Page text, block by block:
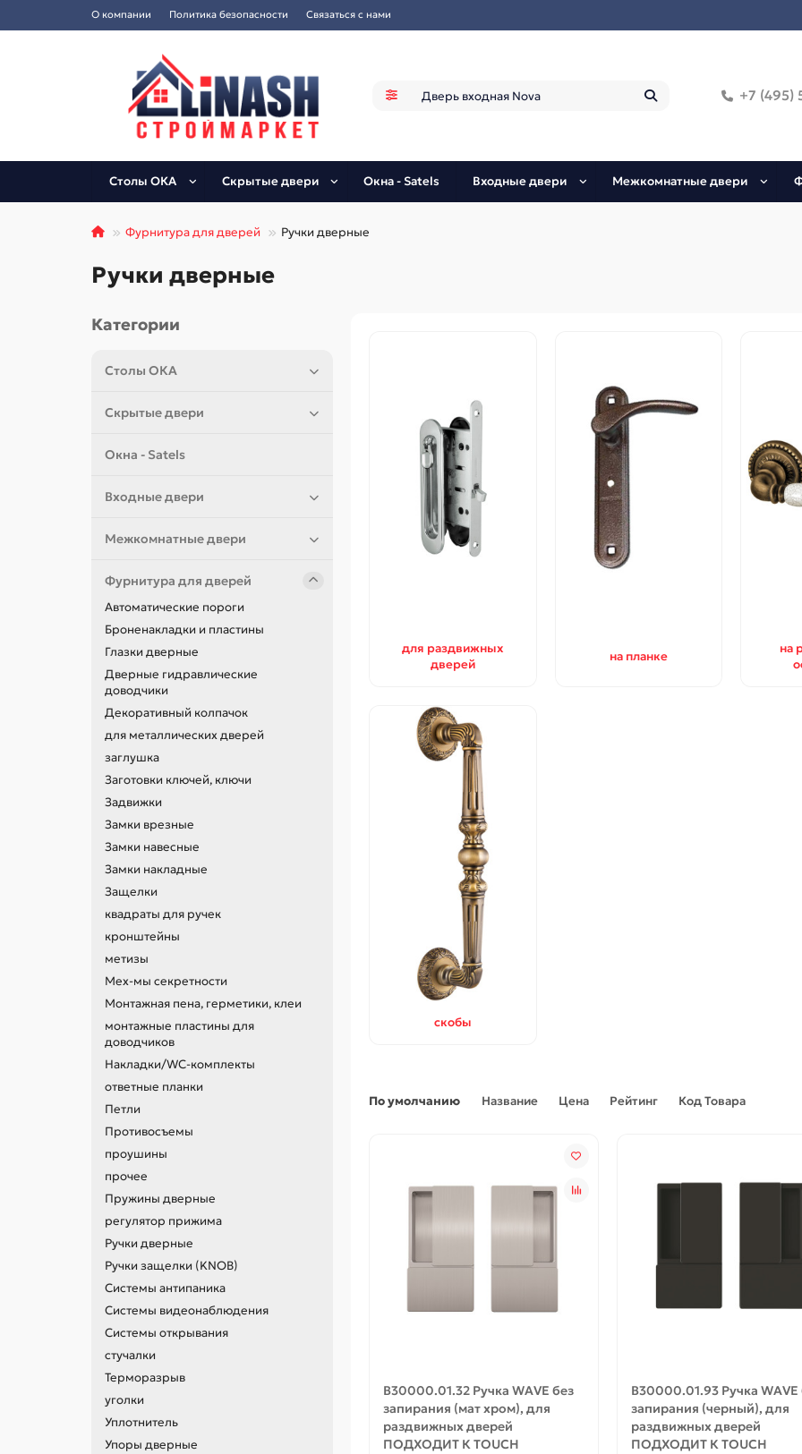
О компании Политика безопасности Связаться с нами
+7 (495)
Столы ОКА Скрытые двери Окна - Satels Входные двери Межкомнатные двери
Фурнитура для дверей Ручки дверные
Ручки дверные
Категории
Столы ОКА
Скрытые двери
Окна - Satels
Входные двери
Межкомнатные двери
Фурнитура для дверей
Автоматические пороги
Броненакладки и пластины
Глазки дверные
Дверные гидравлические
доводчики
Декоративный колпачок
для металлических дверей
заглушка
Заготовки ключей, ключи
Задвижки
Замки врезные
Замки навесные
Замки накладные
Защелки
квадраты для ручек
кронштейны
метизы
Мех-мы секретности
Монтажная пена, герметики, клеи
монтажные пластины для
доводчиков
Накладки/WC-комплекты
ответные планки
Петли
Противосъемы
проушины
прочее
Пружины дверные
регулятор прижима
Ручки дверные
Ручки защелки (KNOB)
Системы антипаника
Системы видеонаблюдения
Системы открывания
стучалки
Терморазрыв
уголки
Уплотнитель
Упоры дверные
для раздвижных
дверей
на планке
на
скобы
По умолчанию Название Цена Рейтинг Код Товара
B30000.01.32 Ручка WAVE без
запирания (мат хром), для
раздвижных дверей
ПОДХОДИТ К TOUCH
B30000.01.93 Ручка WAVE
запирания (черный), для
раздвижных дверей
ПОДХОДИТ К TOUCH